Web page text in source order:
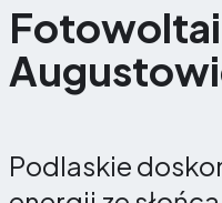
Podlaskie